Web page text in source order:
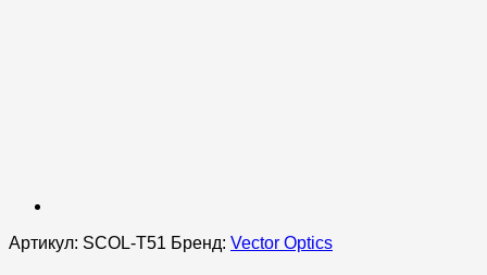
Артикул: SCOL-T51 Бренд: Vector Optics